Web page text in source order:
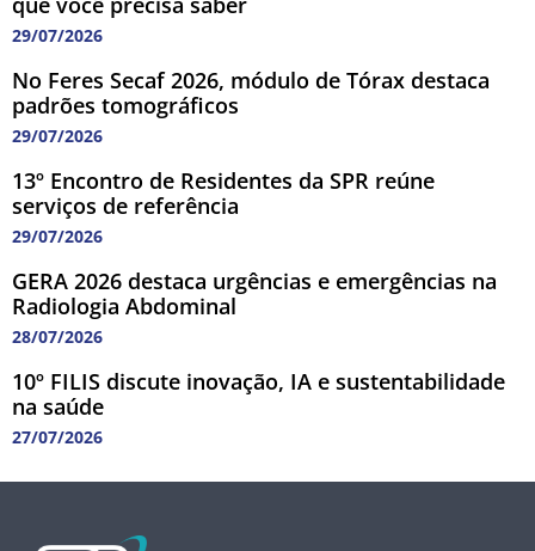
29/07/2026
No Feres Secaf 2026, módulo de Tórax destaca
padrões tomográficos
29/07/2026
13º Encontro de Residentes da SPR reúne
serviços de referência
29/07/2026
GERA 2026 destaca urgências e emergências na
Radiologia Abdominal
28/07/2026
10º FILIS discute inovação, IA e sustentabilidade
na saúde
27/07/2026